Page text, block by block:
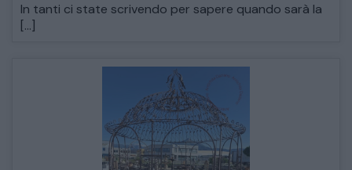
DECORAZIONI OGGETTISTICA ILLUMINAZIONE
MODERNARIATO
STILI ED ESPOSIZIONE
In tanti ci state scrivendo per sapere quando sarà la
[…]